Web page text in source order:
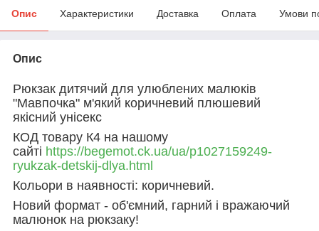
Опис Характеристики Доставка Оплата Умови
Опис
Рюкзак дитячий для улюблених малюків
"Мавпочка" м'який коричневий плюшевий
якісний унісекс
КОД товару К4 на нашому
сайті https://begemot.ck.ua/ua/p1027159249-
ryukzak-detskij-dlya.html
Кольори в наявності: коричневий.
Новий формат - об'ємний, гарний і вражаючий
малюнок на рюкзаку!